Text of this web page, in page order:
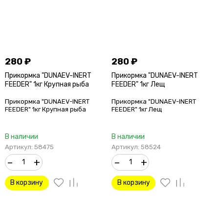
280₽
Прикормка "DUNAEV-INERT
FEEDER" 1кг Крупная рыба
Прикормка "DUNAEV-INERT
FEEDER" 1кг Крупная рыба
В наличии
Артикул: 58475
– +
В корзину
280₽
Прикормка "DUNAEV-INERT
FEEDER" 1кг Лещ
Прикормка "DUNAEV-INERT
FEEDER" 1кг Лещ
В наличии
Артикул: 58524
– +
В корзину